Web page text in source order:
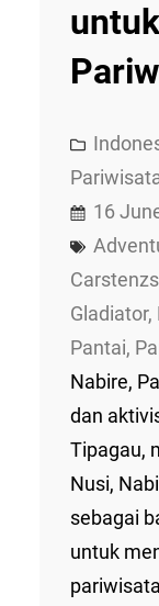
16
Carstenzs
Gladiator,
Pantai,
Nabire,
dan
Tipagau,
Nusi,
sebagai
untuk